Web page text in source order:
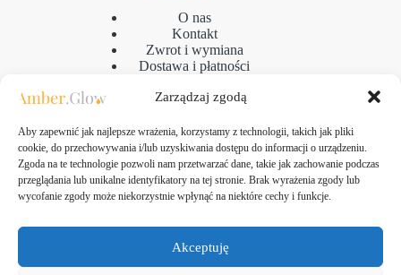
Zarządzaj zgodą
Aby zapewnić jak najlepsze wrażenia, korzystamy z technologii, takich jak pliki
cookie, do przechowywania i/lub uzyskiwania dostępu do informacji o urządzeniu.
Zgoda na te technologie pozwoli nam przetwarzać dane, takie jak zachowanie podczas
przeglądania lub unikalne identyfikatory na tej stronie. Brak wyrażenia zgody lub
wycofanie zgody może niekorzystnie wpłynąć na niektóre cechy i funkcje.
Akceptuję
O nas
Kontakt
Zwrot i wymiana
Dostawa i płatności
Regulamin
GPSR
Polityka plikow cookies
Kontakt
ul. Taborowa 10, 80-171 Gdańsk
NIP: 583-313-24-61